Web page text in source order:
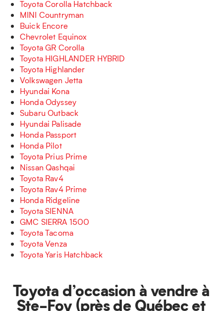
Toyota Corolla Hatchback
MINI Countryman
Buick Encore
Chevrolet Equinox
Toyota GR Corolla
Toyota HIGHLANDER HYBRID
Toyota Highlander
Volkswagen Jetta
Hyundai Kona
Honda Odyssey
Subaru Outback
Hyundai Palisade
Honda Passport
Honda Pilot
Toyota Prius Prime
Nissan Qashqai
Toyota Rav4
Toyota Rav4 Prime
Honda Ridgeline
Toyota SIENNA
GMC SIERRA 1500
Toyota Tacoma
Toyota Venza
Toyota Yaris Hatchback
Toyota d’occasion à vendre à
Ste-Foy (près de Québec et